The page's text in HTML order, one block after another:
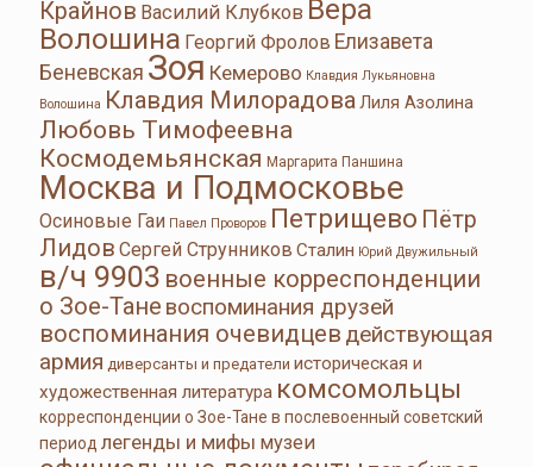
Крайнов Василий Клубков Вера
Волошина Георгий Фролов Елизавета
Беневская Зоя Кемерово Клавдия Лукьяновна
Волошина Клавдия МилорадоваЛиля Азолина
Любовь Тимофеевна
Космодемьянская Маргарита Паншина
Москва и Подмосковье
Осиновые Гаи Павел Проворов Петрищево Пётр
Лидов Сергей Струнников Сталин Юрий Двужильный
в/ч 9903 военные корреспонденции
о Зое-Тане воспоминания друзей
воспоминания очевидцев действующая
армия диверсанты и предатели историческая и
художественная литература комсомольцы
корреспонденции о Зое-Тане в послевоенный советский
период легенды и мифы музеи